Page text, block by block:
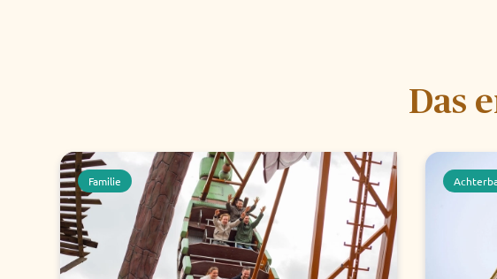
Das
Familie